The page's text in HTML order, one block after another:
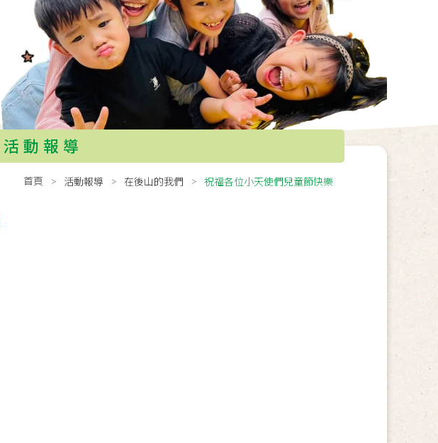
活動報導
首頁 活動報導 在後山的我們 祝福各位小天使們兒童節快樂